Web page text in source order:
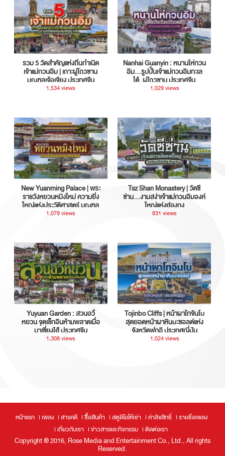
รวม 5 วัดสำคัญแห่งถิ่นกำเนิด
เจ้าแม่กวนอิม | เกาะผู่โถวซาน
มณฑลเจ้อเจียง ประเทศจีน
1,534 views
Nanhai Guanyin : หนานไห่กวน
อิม...รูปปั้นเจ้าแม่กวนอิมทะเล
ใต้, ผู่โถวซาน ประเทศจีน
1,029 views
New Yuanming Palace | พระ
ราชวังหยวนหมิงใหม่ ความยิ่ง
ใหญ่แห่งประวัติศาสตร์ มณฑล
กวางตุ้ง ประเทศจีน
1,079 views
Tsz Shan Monastery | วัดซี
ซ่าน…งามสง่าเจ้าแม่กวนอิมองค์
ใหญ่แห่งฮ่องกง
831 views
Yuyuan Garden : สวนอวี้
หยวน จุดเช็กอินห้ามพลาดเมื่อ
มาเซี่ยงไฮ้ ประเทศจีน
1,308 views
Tojinbo Cliffs | หน้าผาโทจินโบ
สุดยอดหน้าผาหินบะซอลต์แห่ง
จังหวัดฟุกุอิ ประเทศญี่ปุ่น
1,024 views
หน้าแรก เพลง สารคดี ซื้อสินค้า สตูดิโอให้เช่า ค่าลิขสิทธิ์
รายชื่อเพลง
เกี่ยวกับเรา
ข่าวสารและกิจกรรม ติดต่อเรา
Copyright ® 2016, Rose Media and Entertainment Co., Ltd., All rights
Reserved.